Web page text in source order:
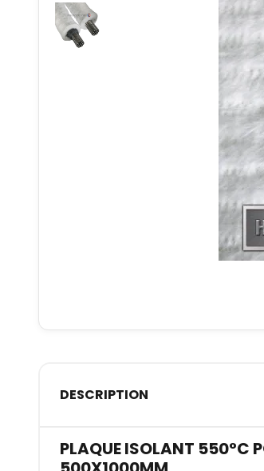
DESCRIPTION
PLAQUE ISOLANT 550°C